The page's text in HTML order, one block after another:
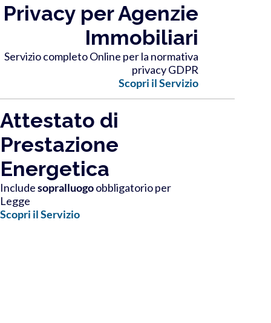
Privacy per Agenzie
Immobiliari
Servizio completo Online per la normativa
privacy GDPR
Scopri il Servizio
Attestato di
Prestazione
Energetica
Includesopralluogoobbligatorio per
Legge
Scopri il Servizio